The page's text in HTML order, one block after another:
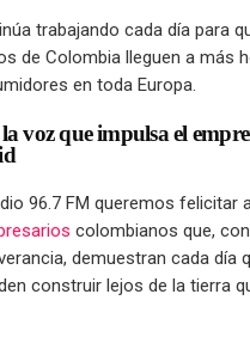
trabajando cada día para
de Colombia lleguen a más
en toda Europa.
voz que impulsa el
96.7 FM queremos felicitar
colombianos que,
demuestran cada día
construir lejos de la tierra